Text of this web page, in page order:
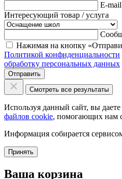
E-mail
Интересующий товар / услуга
Нажимая на кнопку
Политикой конфиденциальности
обработку персональных данных
Отправить
Смотреть все результаты
Используя данный сайт, вы даете
файлов cookie, помогающих нам
Информация собирается
Принять
Ваша корзина